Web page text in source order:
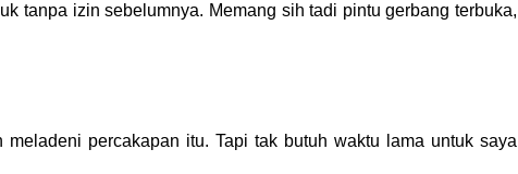
tanpa izin sebelumnya. Memang sih tadi pintu gerbang terbuka,
meladeni percakapan itu. Tapi tak butuh waktu lama untuk saya